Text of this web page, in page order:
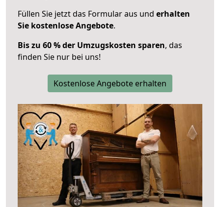
Füllen Sie jetzt das Formular aus und erhalten
Sie kostenlose Angebote.
Bis zu 60 % der Umzugskosten sparen, das
finden Sie nur bei uns!
Kostenlose Angebote erhalten